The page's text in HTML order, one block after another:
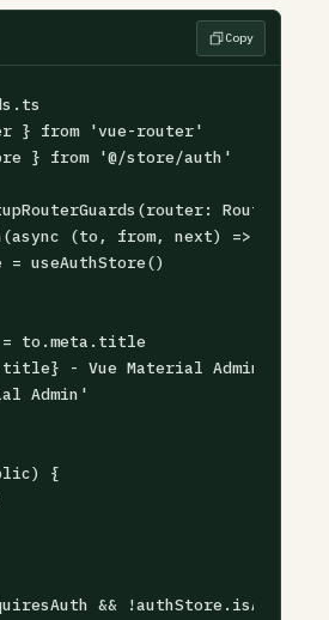
Copy
} from 'vue-router'
} from '@/store/auth'
Router) {
(to, from, next) => {
= useAuthStore()
to.meta.title
- Vue Material Admin`
Admin'
{
&&